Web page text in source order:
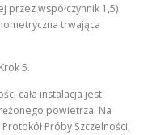
współczynnik 1,5)
trwająca
Krok 5.
cała instalacja jest
powietrza. Na
Próby Szczelności,